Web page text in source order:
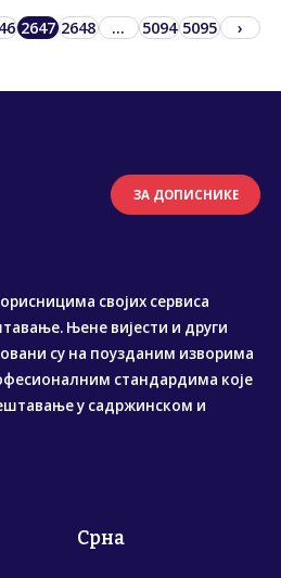
2647 2648 ... 5094 5095 ›
ЗА ДОПИСНИКЕ
својих сервиса
Њене вијести и други
су на поузданим изворима
стандардима које
у садржинском и
Срна